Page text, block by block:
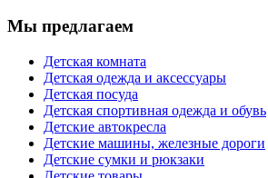
Мы предлагаем
Детская комната
Детская одежда и аксессуары
Детская посуда
Детская спортивная одежда и обувь
Детские автокресла
Детские машины, железные дороги
Детские сумки и рюкзаки